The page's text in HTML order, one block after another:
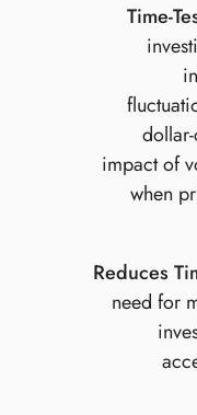
Time-
impact of
when
Reduces
need for